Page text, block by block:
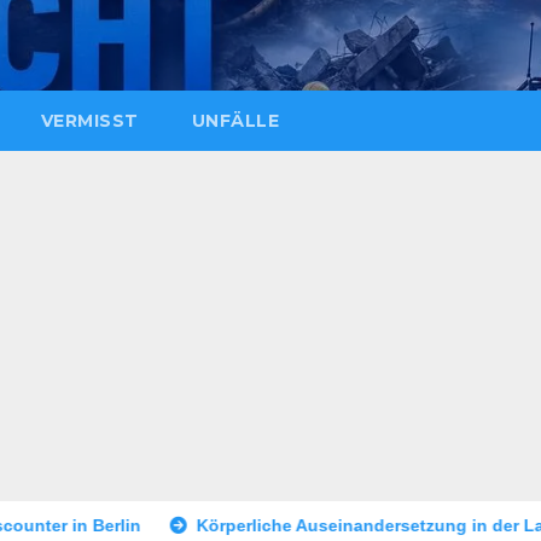
VERMISST UNFÄLLE
Körperliche Auseinandersetzung in der Landshuter Altstadt